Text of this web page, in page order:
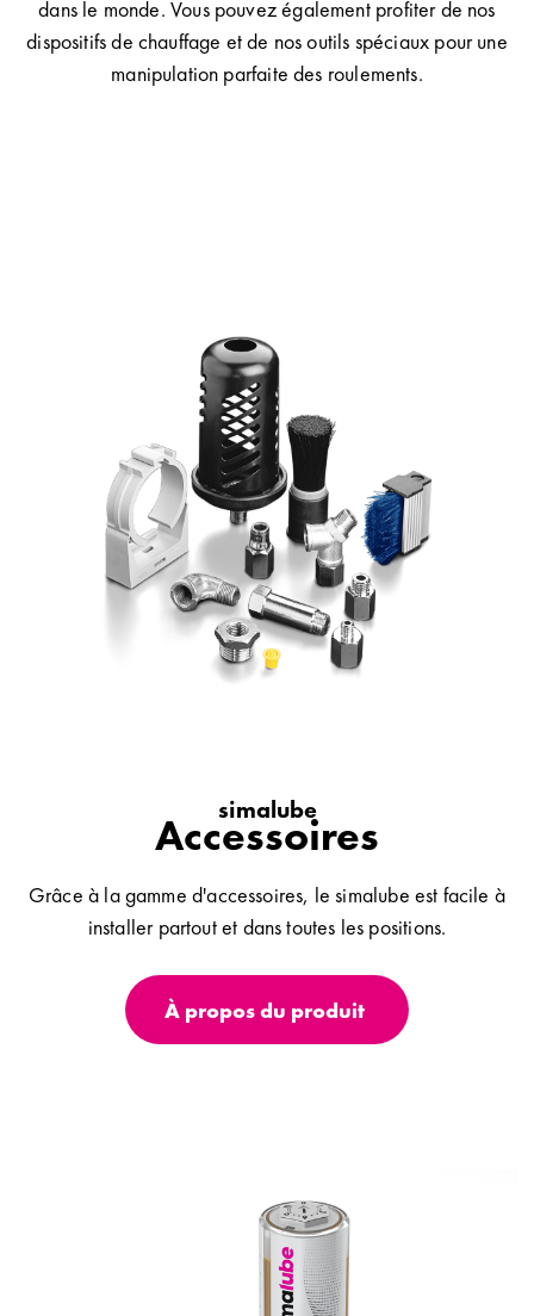
dans le monde. Vous pouvez également profiter de nos
dispositifs de chauffage et de nos outils spéciaux pour une
manipulation parfaite des roulements.
simalube
Accessoires
Grâce à la gamme d'accessoires, le simalube est facile à
installer partout et dans toutes les positions.
À propos du produit